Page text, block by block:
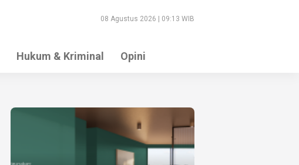
08 Agustus 2026 | 09:13 WIB
Hukum & Kriminal Opini